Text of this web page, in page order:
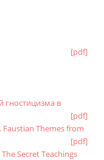
[pdf]
гностицизма в
[pdf]
Themes from
[pdf]
Secret Teachings